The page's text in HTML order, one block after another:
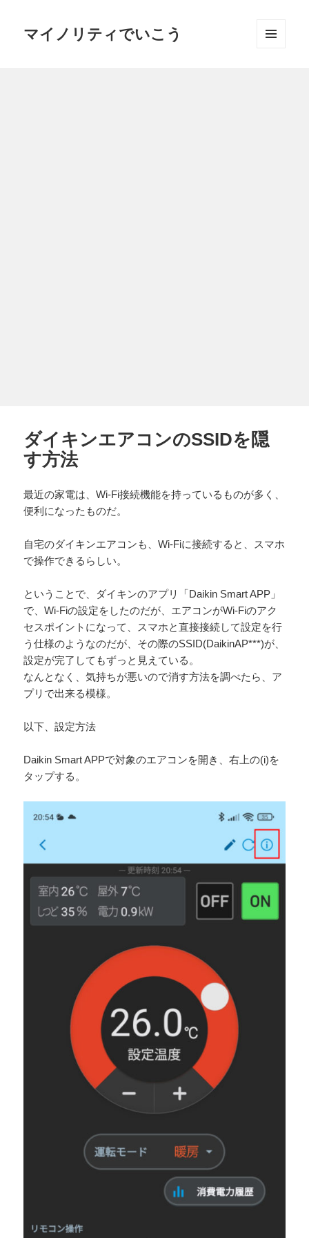
マイノリティでいこう
ダイキンエアコンのSSIDを隠
す方法
最近の家電は、Wi-Fi接続機能を持っているものが多く、
便利になったものだ。
自宅のダイキンエアコンも、Wi-Fiに接続すると、スマホ
で操作できるらしい。
ということで、ダイキンのアプリ「Daikin Smart APP」
で、Wi-Fiの設定をしたのだが、エアコンがWi-Fiのアク
セスポイントになって、スマホと直接接続して設定を行
う仕様のようなのだが、その際のSSID(DaikinAP***)が、
設定が完了してもずっと見えている。
なんとなく、気持ちが悪いので消す方法を調べたら、ア
プリで出来る模様。
以下、設定方法
Daikin Smart APPで対象のエアコンを開き、右上の(i)を
タップする。